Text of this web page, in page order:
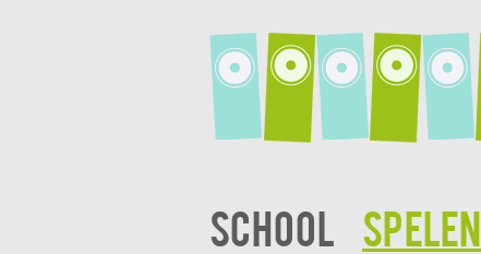
School Spelen